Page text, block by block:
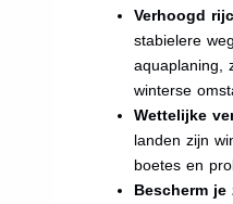
Verhoogd
stabielere
aquaplaning,
winterse
Wettelijke
landen zijn
boetes en
Bescherm je